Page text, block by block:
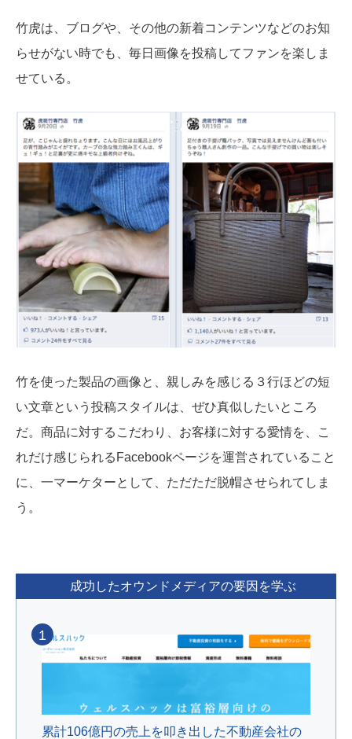
竹虎は、ブログや、その他の新着コンテンツなどのお知
らせがない時でも、毎日画像を投稿してファンを楽しま
せている。
竹を使った製品の画像と、親しみを感じる３行ほどの短
い文章という投稿スタイルは、ぜひ真似したいところ
だ。商品に対するこだわり、お客様に対する愛情を、こ
れだけ感じられるFacebookページを運営されていること
に、一マーケターとして、ただただ脱帽させられてしま
う。
成功したオウンドメディアの要因を学ぶ
累計106億円の売上を叩き出した不動産会社の
1